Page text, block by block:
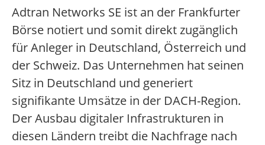
Adtran Networks SE ist an der Frankfurter
Börse notiert und somit direkt zugänglich
für Anleger in Deutschland, Österreich und
der Schweiz. Das Unternehmen hat seinen
Sitz in Deutschland und generiert
signifikante Umsätze in der DACH-Region.
Der Ausbau digitaler Infrastrukturen in
diesen Ländern treibt die Nachfrage nach